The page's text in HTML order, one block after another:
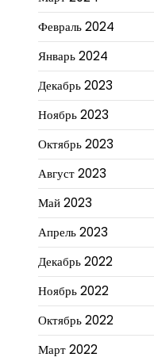
Февраль 2024
Январь 2024
Декабрь 2023
Ноябрь 2023
Октябрь 2023
Август 2023
Май 2023
Апрель 2023
Декабрь 2022
Ноябрь 2022
Октябрь 2022
Март 2022